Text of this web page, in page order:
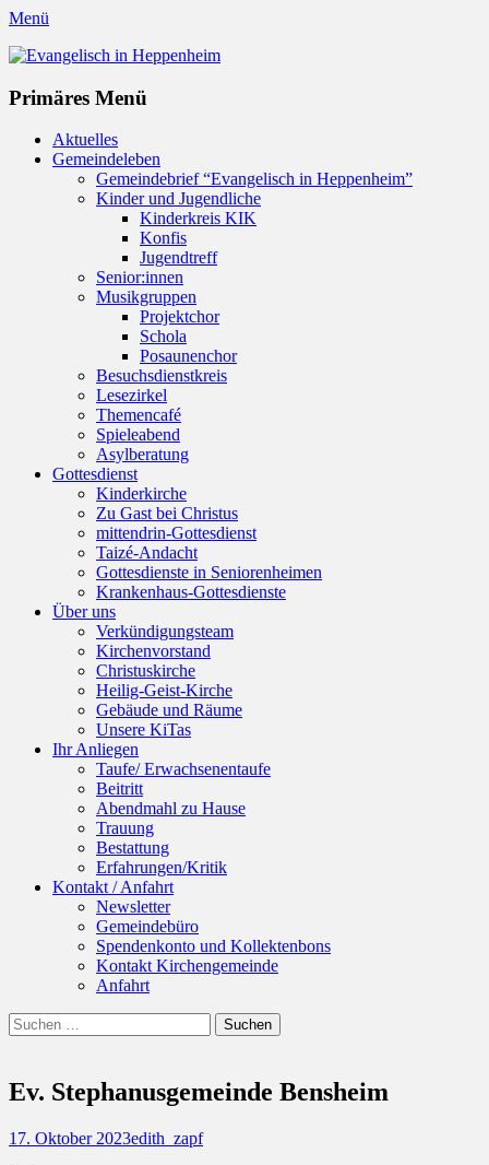
Menü
Evangelisch in Heppenheim
Primäres Menü
Zum
Inhalt
Aktuelles
Gemeindeleben
Gemeindebrief “Evangelisch in Heppenheim”
Kinder und Jugendliche
Kinderkreis KIK
Konfis
Jugendtreff
Senior:innen
Musikgruppen
Projektchor
Schola
Posaunenchor
Besuchsdienstkreis
Lesezirkel
Themencafé
Spieleabend
Asylberatung
Gottesdienst
Kinderkirche
Zu Gast bei Christus
mittendrin-Gottesdienst
Taizé-Andacht
Gottesdienste in Seniorenheimen
Krankenhaus-Gottesdienste
Über uns
Verkündigungsteam
Kirchenvorstand
Christuskirche
Heilig-Geist-Kirche
Gebäude und Räume
Unsere KiTas
Ihr Anliegen
Taufe/ Erwachsenentaufe
Beitritt
Abendmahl zu Hause
Trauung
Bestattung
Erfahrungen/Kritik
Kontakt / Anfahrt
Newsletter
Gemeindebüro
Spendenkonto und Kollektenbons
Kontakt Kirchengemeinde
Anfahrt
Suchen
Suchen
nach:
Ev. Stephanusgemeinde Bensheim
Posted
17. Oktober 2023Autor
edith_zapf